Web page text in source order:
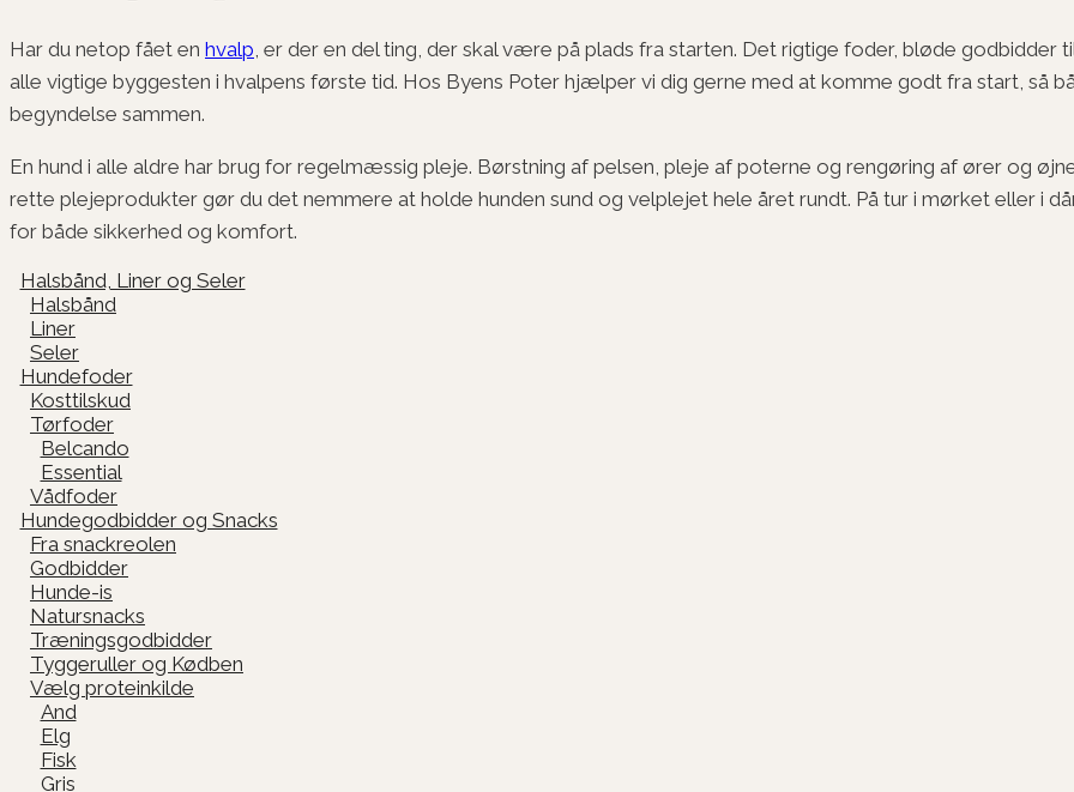
Har du netop fået en hvalp , er der en del ting, der skal være på plads fra starten. Det rigtige foder, bløde
alle vigtige byggesten i hvalpens første tid. Hos Byens Poter hjælper vi dig gerne med at komme godt fra start, så
begyndelse sammen.
En hund i alle aldre har brug for regelmæssig pleje. Børstning af pelsen, pleje af poterne og rengøring af ører og
rette plejeprodukter gør du det nemmere at holde hunden sund og velplejet hele året rundt. På tur i mørket eller i
for både sikkerhed og komfort.
Halsbånd, Liner og Seler
Halsbånd
Liner
Seler
Hundefoder
Kosttilskud
Tørfoder
Belcando
Essential
Vådfoder
Hundegodbidder og Snacks
Fra snackreolen
Godbidder
Hunde-is
Natursnacks
Træningsgodbidder
Tyggeruller og Kødben
Vælg proteinkilde
And
Elg
Fisk
Gris